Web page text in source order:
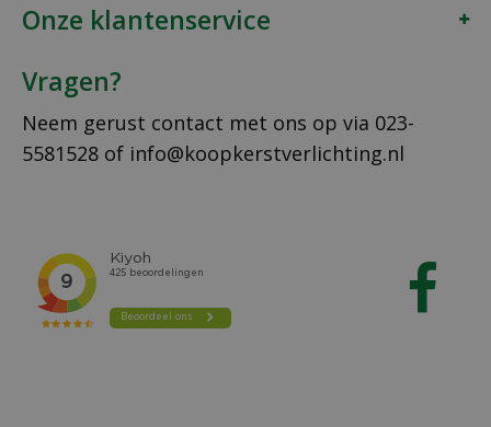
Onze klantenservice
Vragen?
Neem gerust contact met ons op via 023-
5581528 of info@koopkerstverlichting.nl